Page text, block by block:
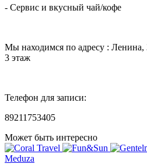
- Сервис и вкусный чай/кофе
Мы находимся по адресу :
3 этаж
Телефон для записи:
89211753405
Может быть интересно
Meduza